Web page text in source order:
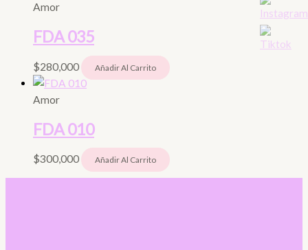
Amor
FDA 035
$280,000 Añadir Al Carrito
Amor
FDA 010
$300,000 Añadir Al Carrito